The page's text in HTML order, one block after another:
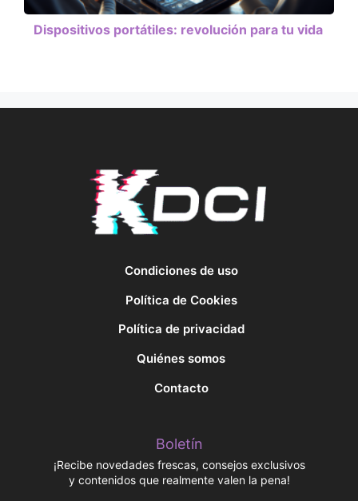
Dispositivos portátiles: revolución para tu vida
Condiciones de uso
Política de Cookies
Política de privacidad
Quiénes somos
Contacto
Boletín
¡Recibe novedades frescas, consejos exclusivos
y contenidos que realmente valen la pena!